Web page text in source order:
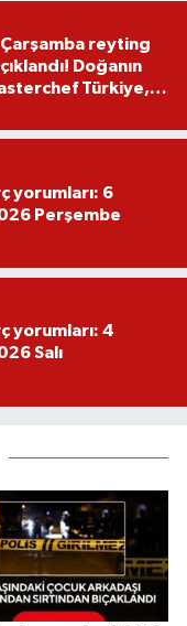
reyting
Doğanın
Türkiye,
yorumları: 6
Perşembe
yorumları: 4
Salı